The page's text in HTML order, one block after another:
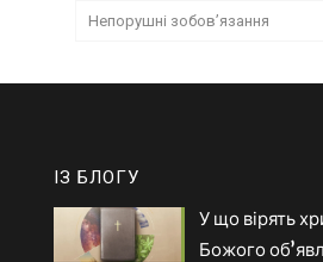
Непорушні зобов’язання
ІЗ БЛОГУ
У що вірять
Божого